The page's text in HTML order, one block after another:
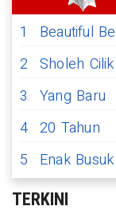
1
Beautiful
2 Sholeh Cilik
3
Yang Baru
4 20 Tahun
5
Enak Busuk
TERKINI